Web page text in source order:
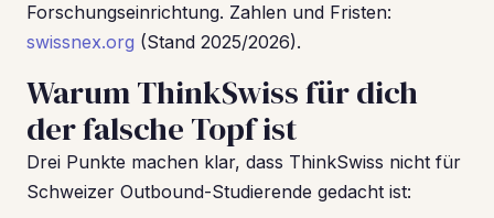
Forschungseinrichtung. Zahlen und Fristen:
swissnex.org (Stand 2025/2026).
Warum ThinkSwiss für dich
der falsche Topf ist
Drei Punkte machen klar, dass ThinkSwiss nicht für
Schweizer Outbound-Studierende gedacht ist: